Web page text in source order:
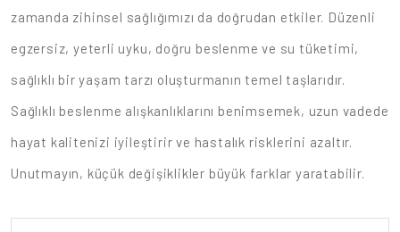
zamanda zihinsel sağlığımızı da doğrudan etkiler. Düzenli
egzersiz, yeterli uyku, doğru beslenme ve su tüketimi,
sağlıklı bir yaşam tarzı oluşturmanın temel taşlarıdır.
Sağlıklı beslenme alışkanlıklarını benimsemek, uzun vadede
hayat kalitenizi iyileştirir ve hastalık risklerini azaltır.
Unutmayın, küçük değişiklikler büyük farklar yaratabilir.